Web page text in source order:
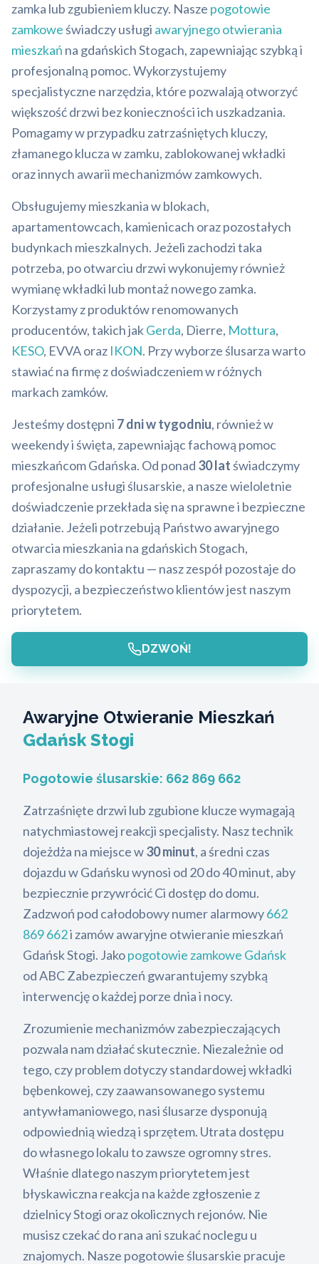
zamka lub zgubieniem kluczy. Nasze pogotowie
zamkoweświadczy usługi awaryjnego otwierania
mieszkań na gdańskich Stogach, zapewniając szybką i
profesjonalną pomoc. Wykorzystujemy
specjalistyczne narzędzia, które pozwalają otworzyć
większość drzwi bez konieczności ich uszkadzania.
Pomagamy w przypadku zatrzaśniętych kluczy,
złamanego klucza w zamku, zablokowanej wkładki
oraz innych awarii mechanizmów zamkowych.
Obsługujemy mieszkania w blokach,
apartamentowcach, kamienicach oraz pozostałych
budynkach mieszkalnych. Jeżeli zachodzi taka
potrzeba, po otwarciu drzwi wykonujemy również
wymianę wkładki lub montaż nowego zamka.
Korzystamy z produktów renomowanych
producentów, takich jakGerda, Dierre, Mottura,
KESO, EVVA oraz IKON. Przy wyborze ślusarza warto
stawiać na firmę z doświadczeniem w różnych
markach zamków.
Jesteśmy dostępni 7 dni w tygodniu, również w
weekendy i święta, zapewniając fachową pomoc
mieszkańcom Gdańska. Od ponad 30 latświadczymy
profesjonalne usługi ślusarskie, a nasze wieloletnie
doświadczenie przekłada się na sprawne i bezpieczne
działanie. Jeżeli potrzebują Państwo awaryjnego
otwarcia mieszkania na gdańskich Stogach,
zapraszamy do kontaktu — nasz zespół pozostaje do
dyspozycji, a bezpieczeństwo klientów jest naszym
priorytetem.
DZWOŃ!
Awaryjne Otwieranie Mieszkań
Gdańsk Stogi
Pogotowie ślusarskie: 662 869 662
Zatrzaśnięte drzwi lub zgubione klucze wymagają
natychmiastowej reakcji specjalisty. Nasz technik
dojeżdża na miejsce w30 minut, a średni czas
dojazdu w Gdańsku wynosi od 20 do 40 minut, aby
bezpiecznie przywrócić Ci dostęp do domu.
Zadzwoń pod całodobowy numer alarmowy662
869 662i zamów awaryjne otwieranie mieszkań
Gdańsk Stogi. Jakopogotowie zamkowe Gdańsk
od ABC Zabezpieczeń gwarantujemy szybką
interwencję o każdej porze dnia i nocy.
Zrozumienie mechanizmów zabezpieczających
pozwala nam działać skutecznie. Niezależnie od
tego, czy problem dotyczy standardowej wkładki
bębenkowej, czy zaawansowanego systemu
antywłamaniowego, nasi ślusarze dysponują
odpowiednią wiedzą i sprzętem. Utrata dostępu
do własnego lokalu to zawsze ogromny stres.
Właśnie dlatego naszym priorytetem jest
błyskawiczna reakcja na każde zgłoszenie z
dzielnicy Stogi oraz okolicznych rejonów. Nie
musisz czekać do rana ani szukać noclegu u
znajomych. Nasze pogotowie ślusarskie pracuje